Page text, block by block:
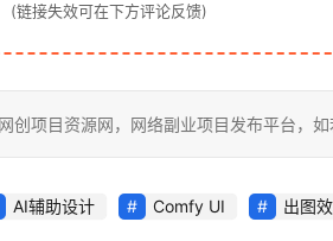
(链接失效可在下方评论反馈)
网创项目资源网，网络副业项目发布平台，
AI辅助设计 Comfy UI 出图